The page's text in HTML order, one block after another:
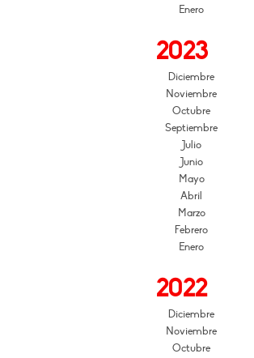
Enero
2023
Diciembre
Noviembre
Octubre
Septiembre
Julio
Junio
Mayo
Abril
Marzo
Febrero
Enero
2022
Diciembre
Noviembre
Octubre